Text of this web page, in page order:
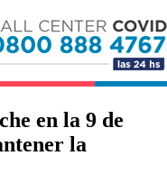
en la 9 de
la